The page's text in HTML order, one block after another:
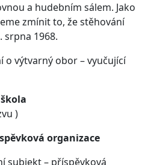
a hudebním sálem. Jako
zmínit to, že stěhování
srpna 1968.
o výtvarný obor – vyučující
)
organizace
subjekt – příspěvková